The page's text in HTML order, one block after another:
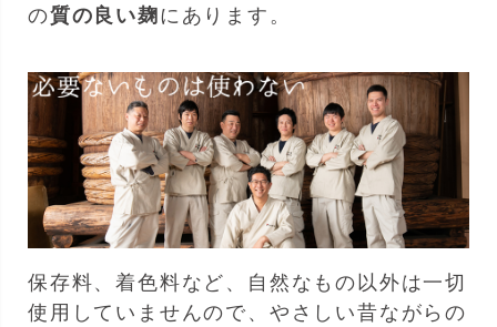
の質の良い麹にあります。
保存料、着色料など、自然なもの以外は一切
使用していませんので、やさしい昔ながらの